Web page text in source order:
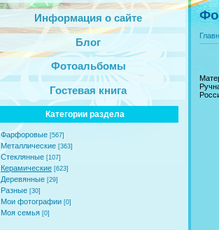
Информация о сайте
Блог
Фотоальбомы
Гостевая книга
Категории раздела
Фарфоровые [567]
Металлические [363]
Стеклянные [107]
Керамические [623]
Деревянные [29]
Разные [30]
Мои фотографии [0]
Моя семья [0]